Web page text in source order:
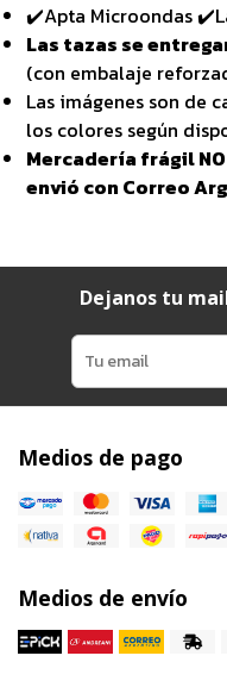
✔️Apta Microondas
Las tazas se
(con embalaje
Las imágenes son de
los colores según
Mercadería frágil
envió con Correo
Dejanos tu
Medios de pago
Medios de envío